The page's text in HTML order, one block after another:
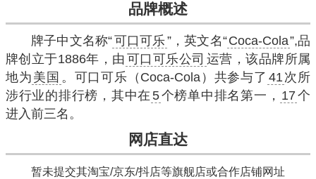
品牌概述
牌子中文名称“可口可乐”，英文名“Coca-Cola”,品
牌创立于1886年，由 可口可乐公司 运营，该品牌所属
地为 美国 。可口可乐（Coca-Cola）共参与了 41次所
涉行业的排行榜，其中在 5个榜单中排名第一， 17 个
进入前三名。
网店直达
暂未提交其淘宝/京东/抖店等旗舰店或合作店铺网址